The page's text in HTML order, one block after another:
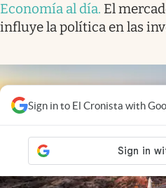
Sign in to El Cronista with
Economía al día. El
influye la política en las